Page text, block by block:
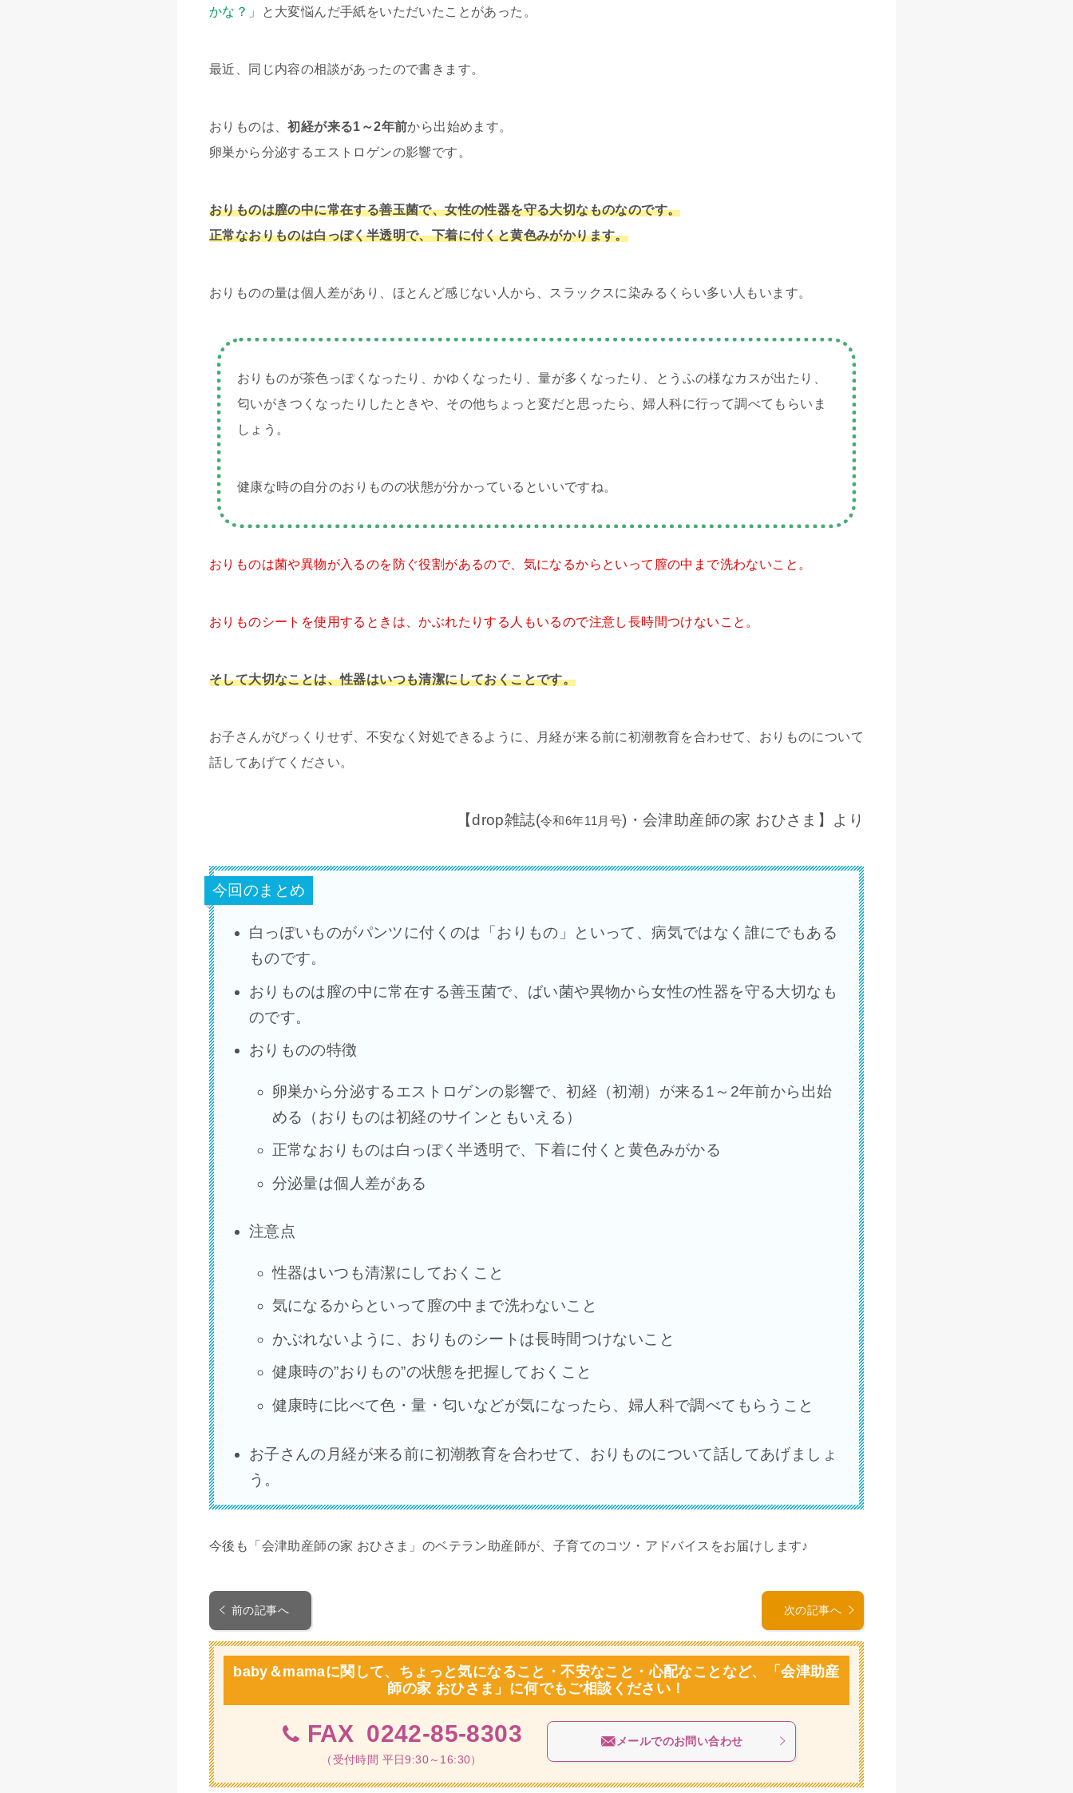
かな？ 」と大変悩んだ手紙をいただいたことがあった。
最近、同じ内容の相談があったので書きます。
おりものは、初経が来る1～2年前から出始めます。
卵巣から分泌するエストロゲンの影響です。
おりものは膣の中に常在する善玉菌で、女性の性器を守る大切なものなのです。
正常なおりものは白っぽく半透明で、下着に付くと黄色みがかります。
おりものの量は個人差があり、ほとんど感じない人から、スラックスに染みるくらい多い人もいます。
おりものが茶色っぽくなったり、かゆくなったり、量が多くなったり、とうふの様なカスが出たり、
匂いがきつくなったりしたときや、その他ちょっと変だと思ったら、婦人科に行って調べてもらいま
しょう。
健康な時の自分のおりものの状態が分かっているといいですね。
おりものは菌や異物が入るのを防ぐ役割があるので、気になるからといって膣の中まで洗わないこと。
おりものシートを使用するときは、かぶれたりする人もいるので注意し長時間つけないこと。
そして大切なことは、性器はいつも清潔にしておくことです。
お子さんがびっくりせず、不安なく対処できるように、月経が来る前に初潮教育を合わせて、おりものについて
話してあげてください。
【drop雑誌(令和6年11月号)・会津助産師の家 おひさま】より
今回のまとめ
白っぽいものがパンツに付くのは「おりもの」といって、病気ではなく誰にでもある
ものです。
おりものは膣の中に常在する善玉菌で、ばい菌や異物から女性の性器を守る大切なも
のです。
おりものの特徴
卵巣から分泌するエストロゲンの影響で、初経（初潮）が来る1～2年前から出始
める（おりものは初経のサインともいえる）
正常なおりものは白っぽく半透明で、下着に付くと黄色みがかる
分泌量は個人差がある
注意点
性器はいつも清潔にしておくこと
気になるからといって膣の中まで洗わないこと
かぶれないように、おりものシートは長時間つけないこと
健康時の”おりもの”の状態を把握しておくこと
健康時に比べて色・量・匂いなどが気になったら、婦人科で調べてもらうこと
お子さんの月経が来る前に初潮教育を合わせて、おりものについて話してあげましょ
う。
今後も「会津助産師の家 おひさま」のベテラン助産師が、子育てのコツ・アドバイスをお届けします♪
前の記事へ 次の記事へ
baby＆mamaに関して、ちょっと気になること・不安なこと・心配なことなど、「会津助産
師の家 おひさま」に何でもご相談ください！
FAX 0242-85-8303
（受付時間 平日9:30～16:30）
メールでのお問い合わせ